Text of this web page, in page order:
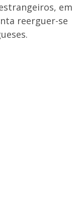
em
reerguer-se